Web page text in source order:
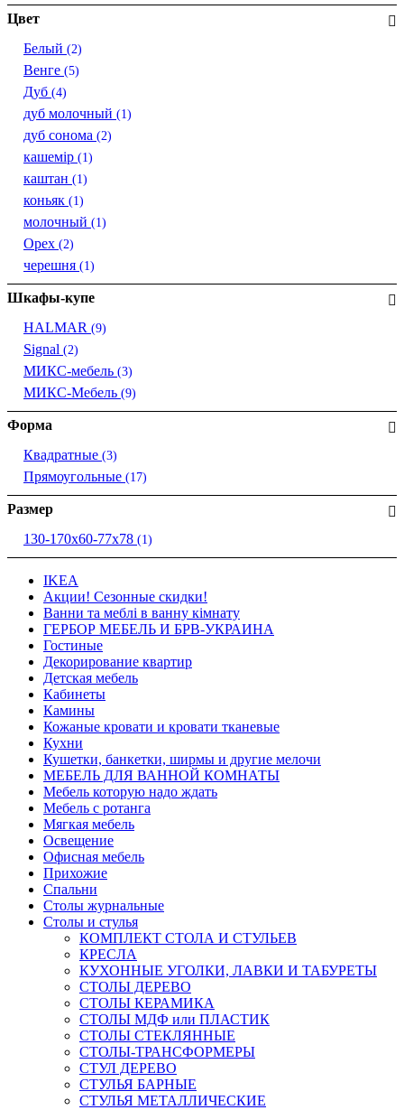
Цвет
Белый (2)
Венге (5)
Дуб (4)
дуб молочный (1)
дуб сонома (2)
кашемір (1)
каштан (1)
коньяк (1)
молочный (1)
Орех (2)
черешня (1)
Шкафы-купе
HALMAR (9)
Signal (2)
МИКС-мебель (3)
МИКС-Мебель (9)
Форма
Квадратные (3)
Прямоугольные (17)
Размер
130-170х60-77х78 (1)
IKEA
Акции! Сезонные скидки!
Ванни та меблі в ванну кімнату
ГЕРБОР МЕБЕЛЬ И БРВ-УКРАИНА
Гостиные
Декорирование квартир
Детская мебель
Кабинеты
Камины
Кожаные кровати и кровати тканевые
Кухни
Кушетки, банкетки, ширмы и другие мелочи
МЕБЕЛЬ ДЛЯ ВАННОЙ КОМНАТЫ
Мебель которую надо ждать
Мебель с ротанга
Мягкая мебель
Освещение
Офисная мебель
Прихожие
Спальни
Столы журнальные
Столы и стулья
КОМПЛЕКТ СТОЛА И СТУЛЬЕВ
КРЕСЛА
КУХОННЫЕ УГОЛКИ, ЛАВКИ И ТАБУРЕТЫ
СТОЛЫ ДЕРЕВО
СТОЛЫ КЕРАМИКА
СТОЛЫ МДФ или ПЛАСТИК
СТОЛЫ СТЕКЛЯННЫЕ
СТОЛЫ-ТРАНСФОРМЕРЫ
СТУЛ ДЕРЕВО
СТУЛЬЯ БАРНЫЕ
СТУЛЬЯ МЕТАЛЛИЧЕСКИЕ